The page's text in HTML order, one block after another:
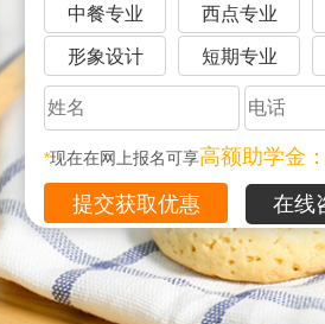
中餐专业 西点专业
形象设计 短期专业
*现在在网上报名可享高额助学金
在线